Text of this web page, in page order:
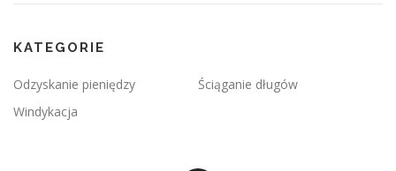
KATEGORIE
Odzyskanie pieniędzy
Ściąganie długów
Windykacja